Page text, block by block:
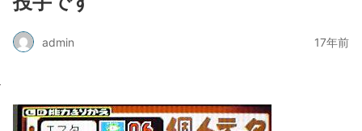
admin 17年前